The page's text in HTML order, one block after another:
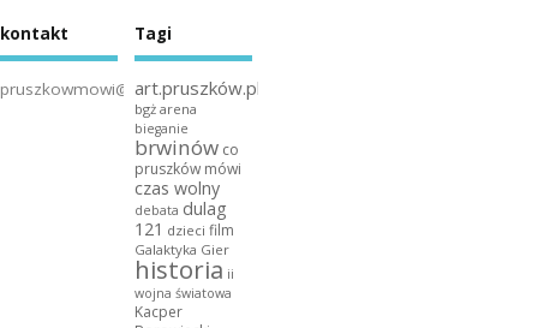
kontakt
pruszkowmowi@gmail.com
Tagi
art.pruszków.pl
bgż arena
bieganie
brwinów co
pruszków mówi
czas wolny
debata dulag
121 dzieci film
Galaktyka Gier
historia ii
wojna światowa
Kacper